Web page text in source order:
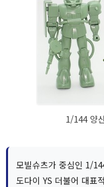
1/144 양
모빌슈츠가 중심인 1/
도다이 YS 더불어 대표